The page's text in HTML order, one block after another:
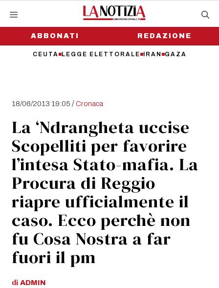
contenutoABBONATI
CEUTA LEGGE ELETTORALE IRAN GAZA
REDAZIONE
18/06/2013 19:05 /Cronaca
La ‘Ndrangheta uccise
Scopelliti per favorire
l’intesa Stato-mafia. La
Procura di Reggio
riapre ufficialmente il
caso. Ecco perchè non
fu Cosa Nostra a far
fuori il pm
di ADMIN